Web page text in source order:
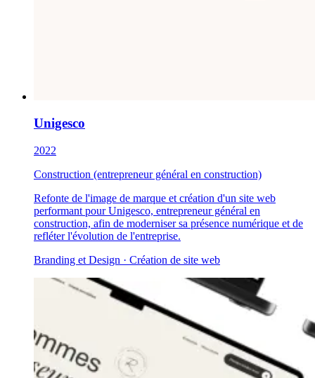
Unigesco
2022
Construction (entrepreneur général en construction)
Refonte de l'image de marque et création d'un site web
performant pour Unigesco, entrepreneur général en
construction, afin de moderniser sa présence numérique et de
refléter l'évolution de l'entreprise.
Branding et Design · Création de site web